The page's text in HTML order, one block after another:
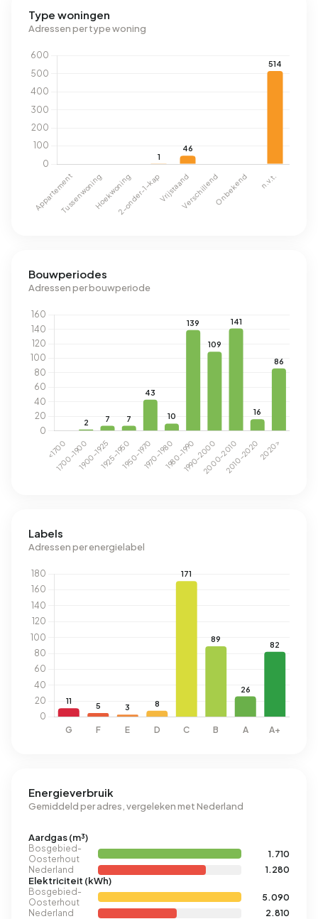
Type woningen
Adressen per type woning
Bouwperiodes
Adressen per bouwperiode
Labels
Adressen per energielabel
Energieverbruik
Gemiddeld per adres, vergeleken met Nederland
Aardgas (m³)
Bosgebied-
Oosterhout
1.710
Nederland
1.280
Elektriciteit (kWh)
Bosgebied-
Oosterhout
5.090
Nederland
2.810